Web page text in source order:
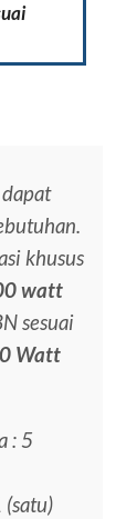
khusus
watt
sesuai
Watt
: 5
(satu)